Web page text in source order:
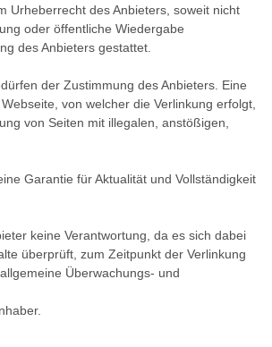
Urheberrecht des Anbieters, soweit nicht
oder öffentliche Wiedergabe
des Anbieters gestattet.
der Zustimmung des Anbieters. Eine
von welcher die Verlinkung erfolgt,
von Seiten mit illegalen, anstößigen,
Garantie für Aktualität und Vollständigkeit
keine Verantwortung, da es sich dabei
überprüft, zum Zeitpunkt der Verlinkung
Überwachungs- und